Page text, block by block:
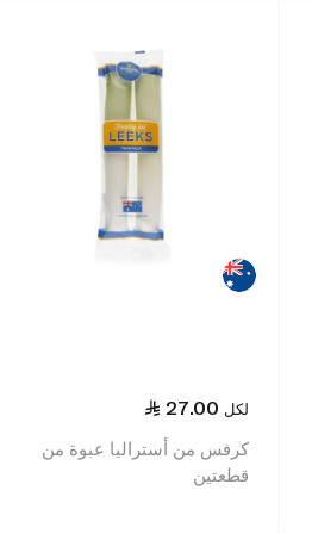
27.00 لكل
كرفس من أستراليا عبوة من
قطعتين